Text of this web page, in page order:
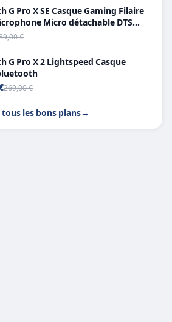
G Pro X SE Casque Gaming Filaire
Micro détachable DTS
X 7.1
€
G Pro X 2 Lightspeed Casque
269,00 €
les bons plans→